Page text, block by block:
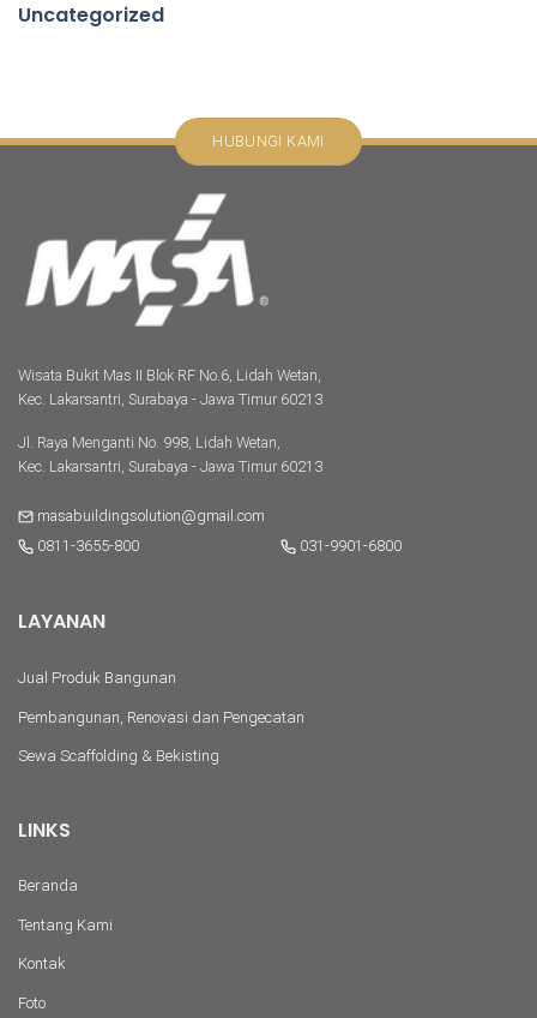
Uncategorized
Wisata Bukit Mas II Blok RF No.6, Lidah Wetan,
Kec. Lakarsantri, Surabaya - Jawa Timur 60213
Jl. Raya Menganti No. 998, Lidah Wetan,
Kec. Lakarsantri, Surabaya - Jawa Timur 60213
masabuildingsolution@gmail.com
0811-3655-800
031-9901-6800
LAYANAN
Jual Produk Bangunan
Pembangunan, Renovasi dan Pengecatan
Sewa Scaffolding & Bekisting
LINKS
Beranda
Tentang Kami
Kontak
Foto
HUBUNGI KAMI